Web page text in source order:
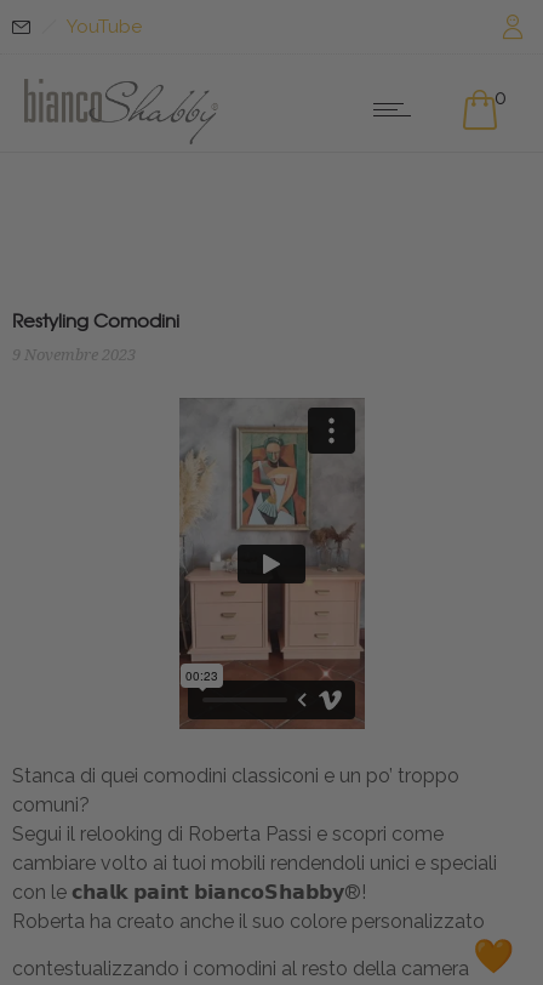
YouTube
0
Restyling Comodini
9 Novembre 2023
Stanca di quei comodini classiconi e un po’ troppo
comuni?
Segui il relooking di Roberta Passi e scopri come
cambiare volto ai tuoi mobili rendendoli unici e speciali
con le 𝗰𝗵𝗮𝗹𝗸 𝗽𝗮𝗶𝗻𝘁 𝗯𝗶𝗮𝗻𝗰𝗼𝗦𝗵𝗮𝗯𝗯𝘆®!
Roberta ha creato anche il suo colore personalizzato
contestualizzando i comodini al resto della camera